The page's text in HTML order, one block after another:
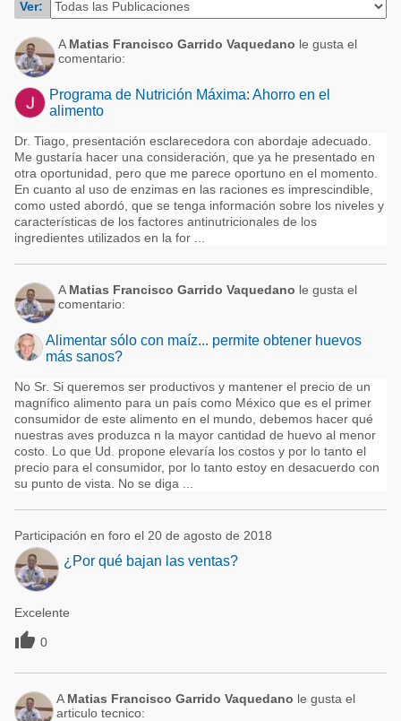
Acuacultura
Micotoxinas
Avicultura
Porcicultura
Lechería
Balanceados - Piensos
Comunidades en portugués
Micotoxinas
Avicultura
Porcicultura
Ganadería
Lechería
Ver:
A Matias Francisco Garrido Vaquedano le gusta el
comentario:
Programa de Nutrición Máxima: Ahorro en el
alimento
Dr. Tiago, presentación esclarecedora con abordaje adecuado.
Me gustaría hacer una consideración, que ya he presentado en
otra oportunidad, pero que me parece oportuno en el momento.
En cuanto al uso de enzimas en las raciones es imprescindible,
como usted abordó, que se tenga información sobre los niveles y
características de los factores antinutricionales de los
ingredientes utilizados en la for ...
A Matias Francisco Garrido Vaquedano le gusta el
comentario:
Alimentar sólo con maíz... permite obtener huevos
más sanos?
No Sr. Si queremos ser productivos y mantener el precio de un
magnífico alimento para un país como México que es el primer
consumidor de este alimento en el mundo, debemos hacer qué
nuestras aves produzca n la mayor cantidad de huevo al menor
costo. Lo que Ud. propone elevaría los costos y por lo tanto el
precio para el consumidor, por lo tanto estoy en desacuerdo con
su punto de vista. No se diga ...
Participación en foro el 20 de agosto de 2018
¿Por qué bajan las ventas?
Excelente
 0
A Matias Francisco Garrido Vaquedano le gusta el
articulo tecnico: